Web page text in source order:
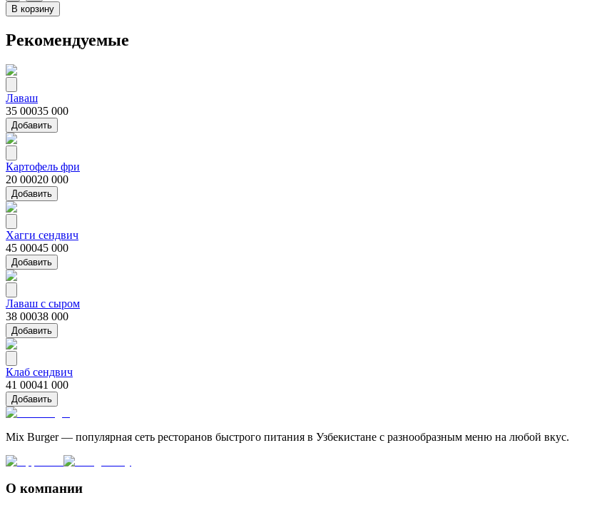
В корзину
Рекомендуемые
Лаваш
35 00035 000
Добавить
Картофель фри
20 00020 000
Добавить
Хагги сендвич
45 00045 000
Добавить
Лаваш с сыром
38 00038 000
Добавить
Клаб сендвич
41 00041 000
Добавить
Mix Burger — популярная сеть ресторанов быстрого питания в Узбекистане с разнообразным меню на любой вкус.
О компании